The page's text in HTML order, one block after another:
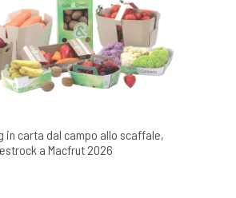
in carta dal campo allo scaffale,
a Macfrut 2026